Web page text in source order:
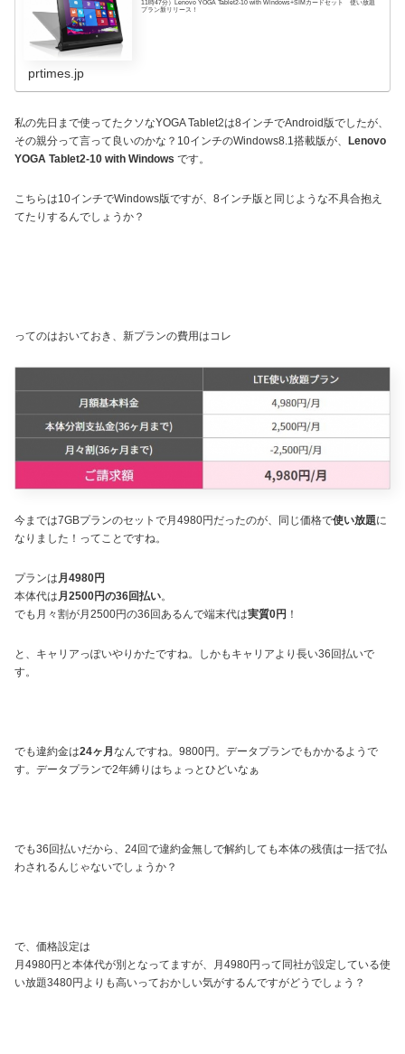
11時47分）Lenovo YOGA Tablet2-10 with Windows+SIMカードセット 使い放題
プラン新リリース！
prtimes.jp
私の先日まで使ってたクソなYOGA Tablet2は8インチでAndroid版でしたが、
その親分って言って良いのかな？10インチのWindows8.1搭載版が、
Lenovo
YOGA Tablet2-10 with Windows です。
こちらは10インチでWindows版ですが、8インチ版と同じような不具合抱え
てたりするんでしょうか？
ってのはおいておき、新プランの費用はコレ
今までは7GBプランのセットで月4980円だったのが、同じ価格で使い放題に
なりました！ってことですね。
プランは月4980円
本体代は月2500円の36回払い。
でも月々割が月2500円の36回あるんで端末代は実質0円 ！
と、キャリアっぽいやりかたですね。しかもキャリアより長い36回払いで
す。
でも違約金は24ヶ月なんですね。9800円。データプランでもかかるようで
す。データプランで2年縛りはちょっとひどいなぁ
でも36回払いだから、24回で違約金無しで解約しても本体の残債は一括で払
わされるんじゃないでしょうか？
で、価格設定は
月4980円と本体代が別となってますが、月4980円って同社が設定している使
い放題3480円よりも高いっておかしい気がするんですがどうでしょう？